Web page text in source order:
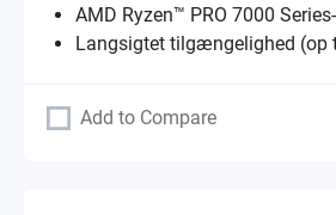
AMD Ryzen™ PRO 7000
Langsigtet tilgængelighed (op
Add to Compare